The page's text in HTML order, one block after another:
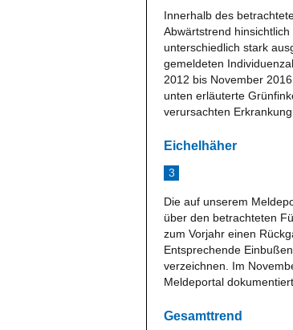
Innerhalb des
Abwärtstrend
unterschiedlich stark
gemeldeten
2012 bis November
unten erläuterte
verursachten Erkrankung
Eichelhäher
3
Die auf unserem
über den betrachteten
zum Vorjahr einen
Entsprechende
verzeichnen. Im
Meldeportal
Gesamttrend